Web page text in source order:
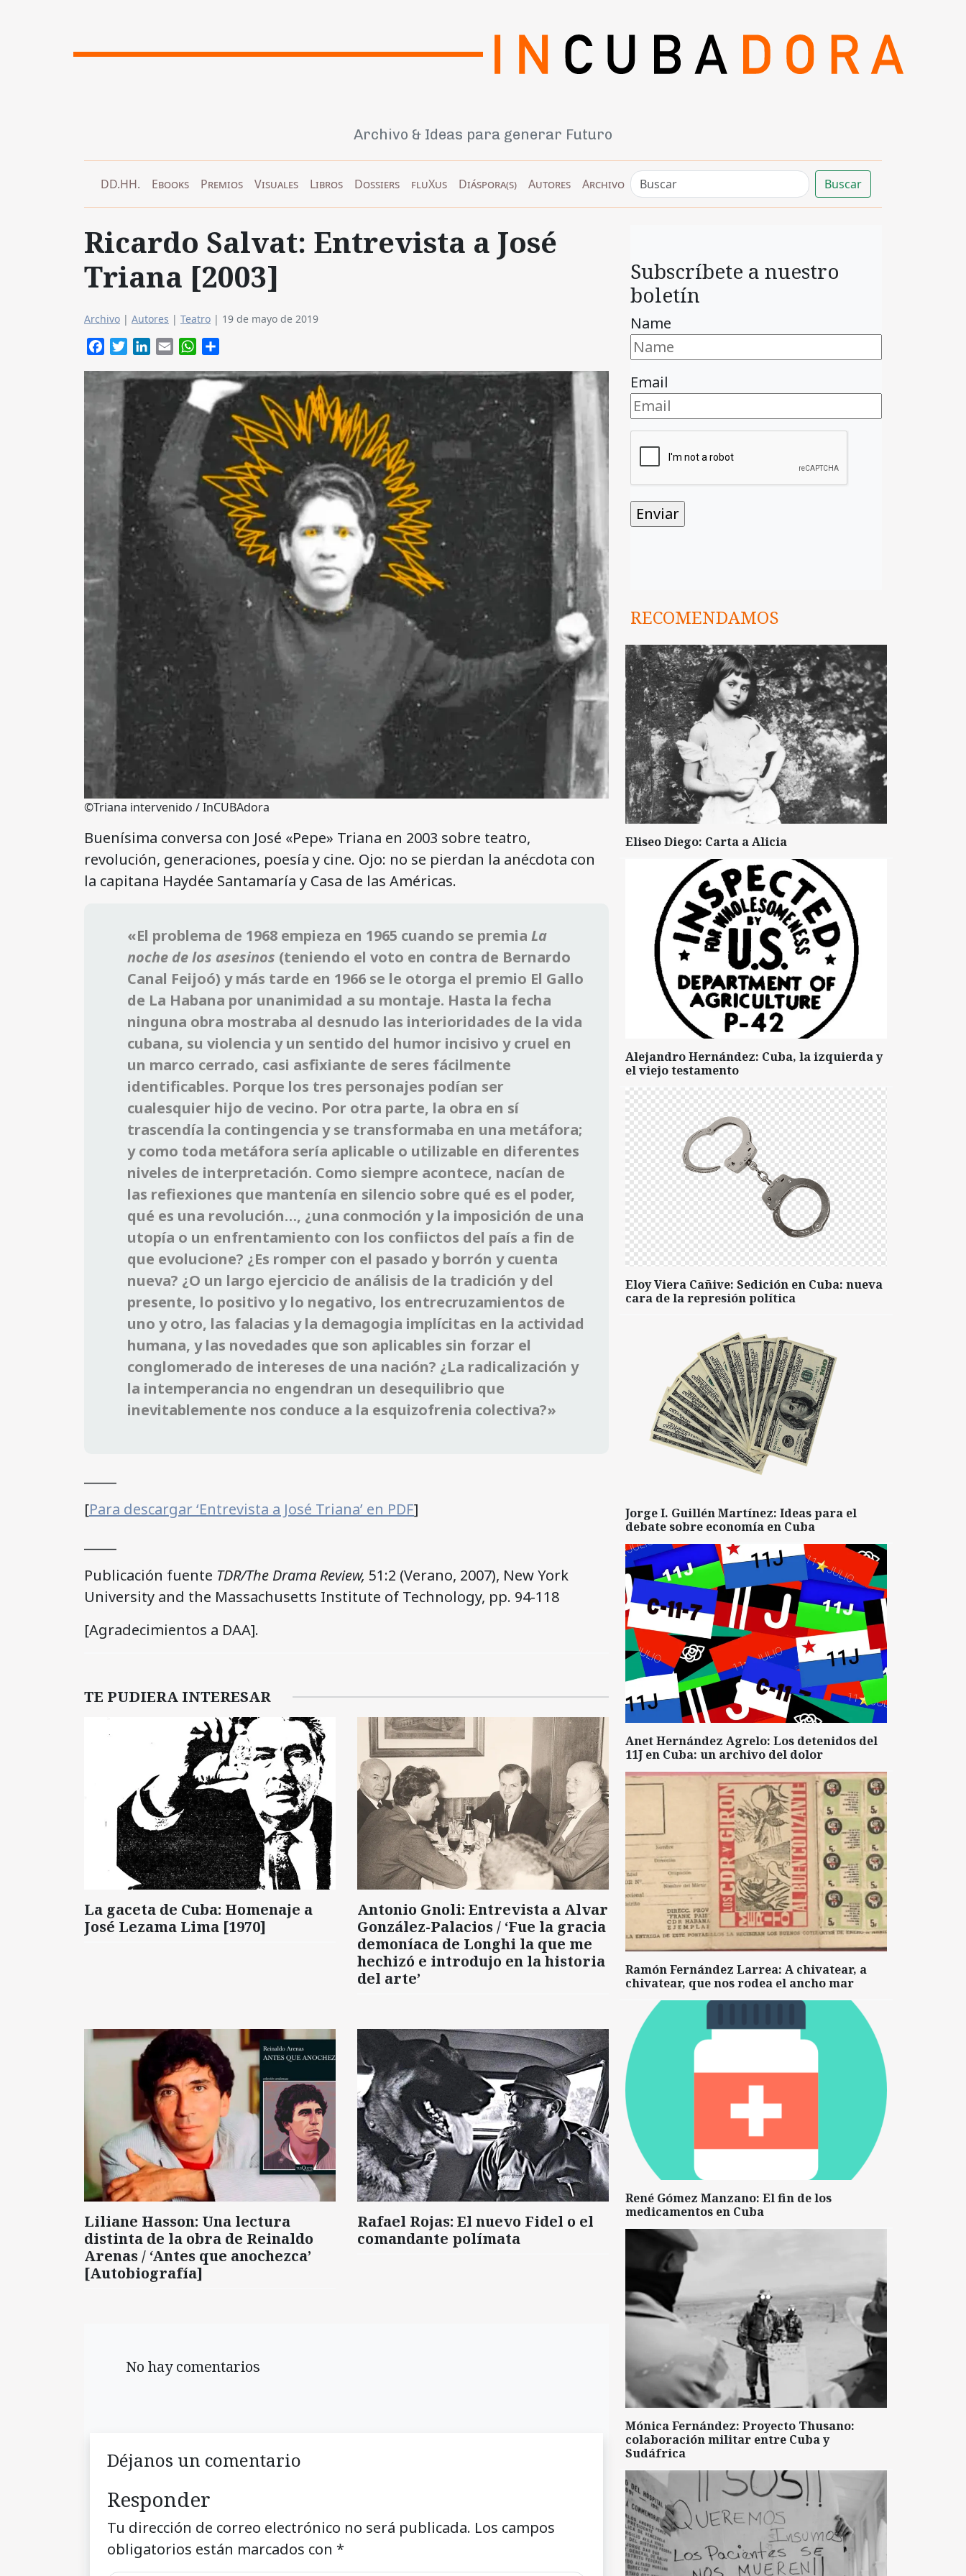
Archivo & Ideas para generar Futuro
DD.HH. Ebooks Premios Visuales Libros Dossiers fluXus Diáspora(s) Autores Archivo Buscar
Ricardo Salvat: Entrevista a José
Triana [2003]
Archivo | Autores | Teatro | 19 de mayo de 2019
FacebookTwitterLinkedIn
Email WhatsApp
©Triana intervenido / InCUBAdora
Buenísima conversa con José «Pepe» Triana en 2003 sobre teatro,
revolución, generaciones, poesía y cine. Ojo: no se pierdan la anécdota con
la capitana Haydée Santamaría y Casa de las Américas.
«El problema de 1968 empieza en 1965 cuando se premia La
noche de los asesinos (teniendo el voto en contra de Bernardo
Canal Feijoó) y más tarde en 1966 se le otorga el premio El Gallo
de La Habana por unanimidad a su montaje. Hasta la fecha
ninguna obra mostraba al desnudo las interioridades de la vida
cubana, su violencia y un sentido del humor incisivo y cruel en
un marco cerrado, casi asfixiante de seres fácilmente
identificables. Porque los tres personajes podían ser
cualesquier hijo de vecino. Por otra parte, la obra en sí
trascendía la contingencia y se transformaba en una metáfora;
y como toda metáfora sería aplicable o utilizable en diferentes
niveles de interpretación. Como siempre acontece, nacían de
las refiexiones que mantenía en silencio sobre qué es el poder,
qué es una revolución…, ¿una conmoción y la imposición de una
utopía o un enfrentamiento con los confiictos del país a fin de
que evolucione? ¿Es romper con el pasado y borrón y cuenta
nueva? ¿O un largo ejercicio de análisis de la tradición y del
presente, lo positivo y lo negativo, los entrecruzamientos de
uno y otro, las falacias y la demagogia implícitas en la actividad
humana, y las novedades que son aplicables sin forzar el
conglomerado de intereses de una nación? ¿La radicalización y
la intemperancia no engendran un desequilibrio que
inevitablemente nos conduce a la esquizofrenia colectiva?»
[Para descargar ‘Entrevista a José Triana’ en PDF]
Publicación fuente TDR/The Drama Review, 51:2 (Verano, 2007), New York
University and the Massachusetts Institute of Technology, pp. 94-118
[Agradecimientos a DAA].
TE PUDIERA INTERESAR
La gaceta de Cuba: Homenaje a
José Lezama Lima [1970]
Antonio Gnoli: Entrevista a Alvar
González-Palacios / ‘Fue la gracia
demoníaca de Longhi la que me
hechizó e introdujo en la historia
del arte’
Liliane Hasson: Una lectura
distinta de la obra de Reinaldo
Arenas / ‘Antes que anochezca’
[Autobiografía]
Rafael Rojas: El nuevo Fidel o el
comandante polímata
No hay comentarios
Déjanos un comentario
Responder
Tu dirección de correo electrónico no será publicada. Los campos
obligatorios están marcados con *
Subscríbete a nuestro
boletín
Name
Email
RECOMENDAMOS
Eliseo Diego: Carta a Alicia
Alejandro Hernández: Cuba, la izquierda y
el viejo testamento
Eloy Viera Cañive: Sedición en Cuba: nueva
cara de la represión política
Jorge I. Guillén Martínez: Ideas para el
debate sobre economía en Cuba
Anet Hernández Agrelo: Los detenidos del
11J en Cuba: un archivo del dolor
Ramón Fernández Larrea: A chivatear, a
chivatear, que nos rodea el ancho mar
René Gómez Manzano: El fin de los
medicamentos en Cuba
Mónica Fernández: Proyecto Thusano:
colaboración militar entre Cuba y
Sudáfrica